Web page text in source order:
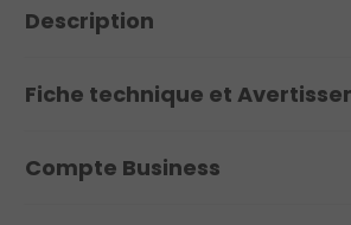
Description
Fiche technique et
Compte Business